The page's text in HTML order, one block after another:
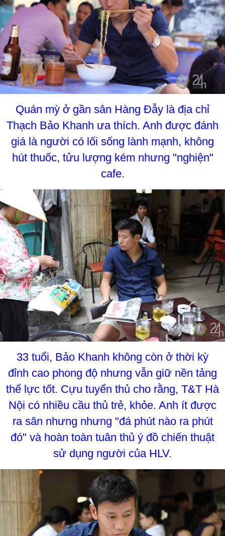
Quán mỳ ở gần sân Hàng Đẫy là địa chỉ
Thạch Bảo Khanh ưa thích. Anh được đánh
giá là người có lối sống lành mạnh, không
hút thuốc, tửu lượng kém nhưng "nghiện"
cafe.
33 tuổi, Bảo Khanh không còn ở thời kỳ
đỉnh cao phong độ nhưng vẫn giữ nền tảng
thể lực tốt. Cựu tuyển thủ cho rằng, T&T Hà
Nội có nhiều cầu thủ trẻ, khỏe. Anh ít được
ra sân nhưng nhưng "đá phút nào ra phút
đó" và hoàn toàn tuân thủ ý đồ chiến thuật
sử dụng người của HLV.